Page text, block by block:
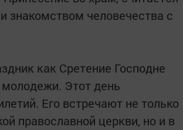
знакомством человечества с
как Сретение Господне
Этот день
Его встречают не только
православной церкви, но и в